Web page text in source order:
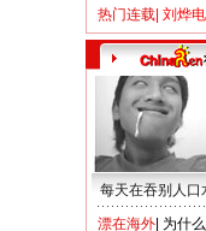
热门连载 刘烨
每天在吞别人口
漂在海外 为什